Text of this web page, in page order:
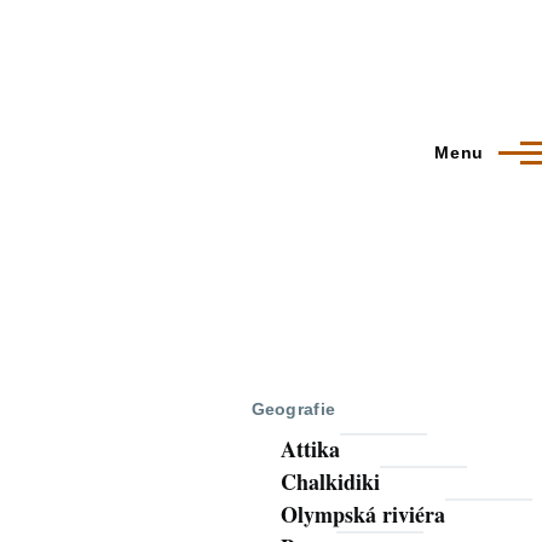
Menu
Geografie
Attika
Chalkidiki
Olympská riviéra